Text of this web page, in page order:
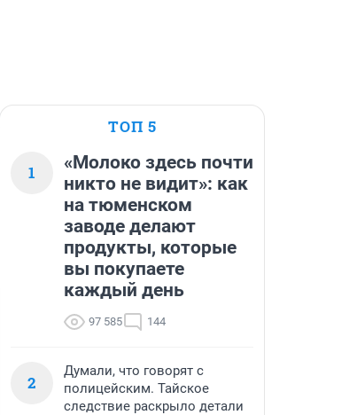
ТОП 5
1
«Молоко здесь почти
никто не видит»: как
на тюменском
заводе делают
продукты, которые
вы покупаете
каждый день
97 585 144
2
Думали, что говорят с
полицейским. Тайское
следствие раскрыло детали